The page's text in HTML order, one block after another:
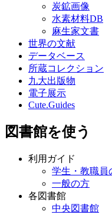
炭鉱画像
水素材料DB
麻生家文書
世界の文献
データベース
所蔵コレクション
九大出版物
電子展示
Cute.Guides
図書館を使う
利用ガイド
学生・教職員
一般の方
各図書館
中央図書館